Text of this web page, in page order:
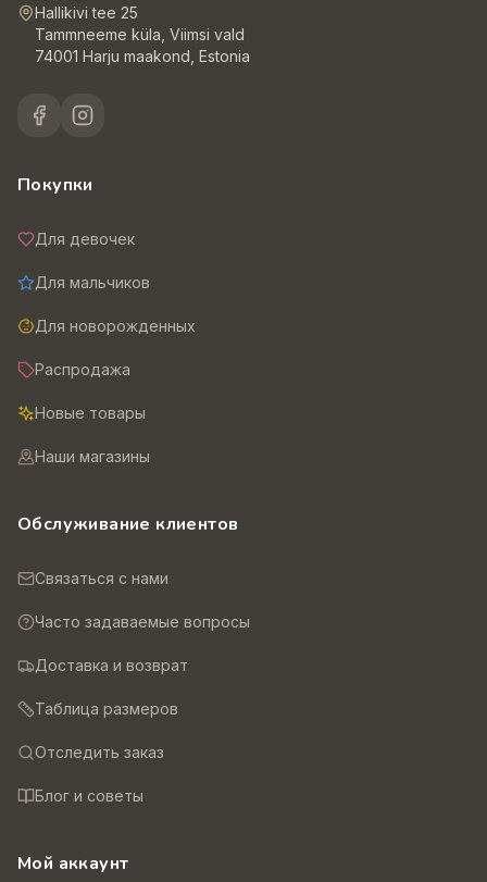
Hallikivi tee 25
Tammneeme küla, Viimsi vald
74001 Harju maakond, Estonia
Покупки
Для девочек
Для мальчиков
Для новорожденных
Распродажа
Новые товары
Наши магазины
Обслуживание клиентов
Связаться с нами
Часто задаваемые вопросы
Доставка и возврат
Таблица размеров
Отследить заказ
Блог и советы
Мой аккаунт